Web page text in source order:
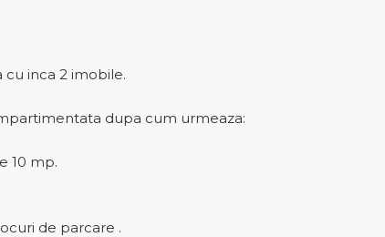
inca 2 imobile.
dupa cum urmeaza:
10 mp.
de parcare .